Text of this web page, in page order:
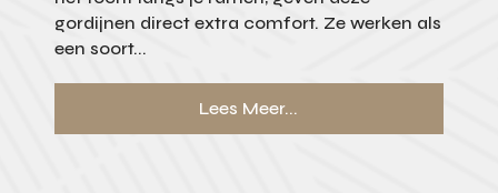
gordijnen direct extra comfort. Ze werken als
een soort...
Lees Meer...